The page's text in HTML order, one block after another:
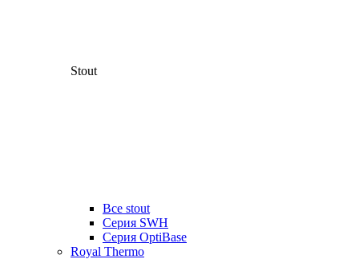
Stout
Все stout
Серия SWH
Cерия OptiBase
Royal Thermo